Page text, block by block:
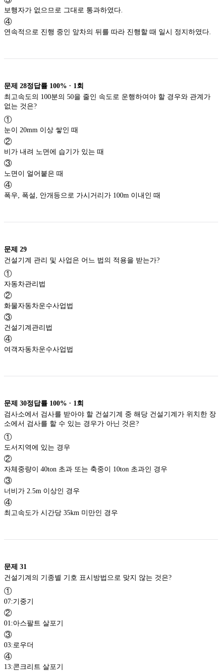
보행자가 없으므로 그대로 통과하였다.
④
연속적으로 진행 중인 앞차의 뒤를 따라 진행할 때 일시 정지하였다.
문제 28정답률 100% · 1 회
최고속도의 100분의 50을 줄인 속도로 운행하여야 할 경우와 관계가
없는 것은?
①
눈이 20mm 이상 쌓인 때
②
비가 내려 노면에 습기가 있는 때
③
노면이 얼어붙은 때
④
폭우, 폭설, 안개등으로 가시거리가 100m 이내인 때
문제 29
건설기계 관리 및 사업은 어느 법의 적용을 받는가?
①
자동차관리법
②
화물자동차운수사업법
③
건설기계관리법
④
여객자동차운수사업법
문제 30정답률 100% · 1 회
검사소에서 검사를 받아야 할 건설기계 중 해당 건설기계가 위치한 장
소에서 검사를 할 수 있는 경우가 아닌 것은?
①
도서지역에 있는 경우
②
자체중량이 40ton 초과 또는 축중이 10ton 초과인 경우
③
너비가 2.5m 이상인 경우
④
최고속도가 시간당 35km 미만인 경우
문제 31
건설기계의 기종별 기호 표시방법으로 맞지 않는 것은?
①
07:기중기
②
01:아스팔트 살포기
③
03:로우더
④
13:콘크리트 살포기